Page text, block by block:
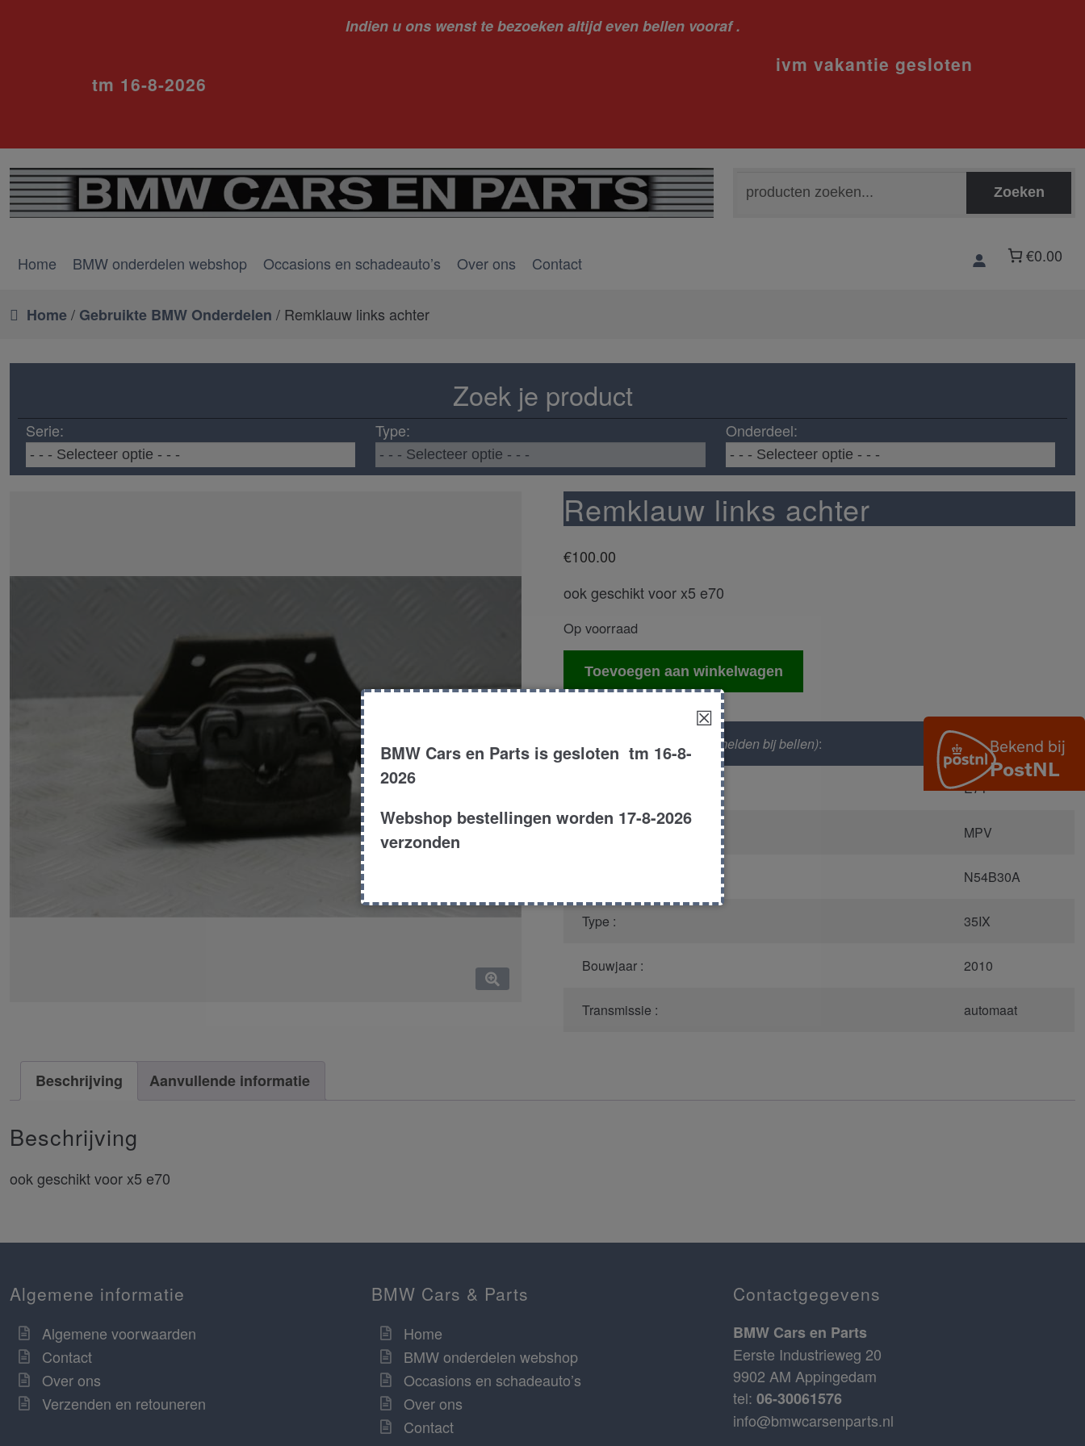
Indien u ons wenst te bezoeken altijd even bellen vooraf .
ivm vakantie gesloten
tm 16-8-2026
naar:
Zoeken
Home BMW onderdelen webshop Occasions en schadeauto’s Over ons Contact €0.00
Home/ Gebruikte BMW Onderdelen / Remklauw links achter
Zoek je product
Serie: Type: Onderdeel:
Remklauw links achter
€100.00
ook geschikt voor x5 e70
Op voorraad
Remklauw
links
Toevoegen aan winkelwagen
Productnummer (graag melden bij bellen): 13779
E71
MPV
N54B30A
Type : 35IX
Bouwjaar : 2010
Transmissie : automaat
Beschrijving Aanvullende informatie
Beschrijving
ook geschikt voor x5 e70
Algemene informatie
Algemene voorwaarden
Contact
Over ons
Verzenden en retouneren
BMW Cars & Parts
Home
BMW onderdelen webshop
Occasions en schadeauto’s
Over ons
Contact
Contactgegevens
BMW Cars en Parts
Eerste Industrieweg 20
9902 AM Appingedam
tel: 06-30061576
info@bmwcarsenparts.nl
☒
BMW Cars en Parts is gesloten tm 16-8-
2026
Webshop bestellingen worden 17-8-2026
verzonden